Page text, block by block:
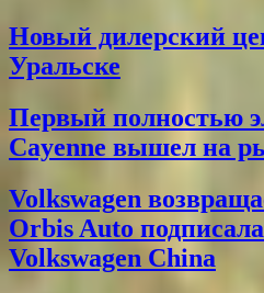
Новый дилерский
Уральске
Первый полностью
Cayenne вышел на
Volkswagen
Orbis Auto
Volkswagen China